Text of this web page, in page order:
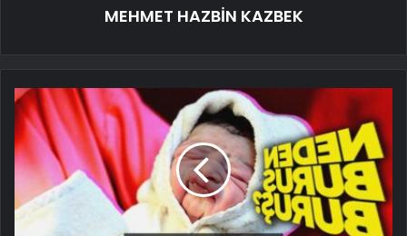
MEHMET HAZBİN KAZBEK